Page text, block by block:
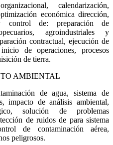
calendarización,
económica dirección,
control de: preparación de
agroindustriales y
contractual, ejecución de
de operaciones, procesos
de tierra.
AMBIENTAL
de agua, sistema de
impacto de análisis ambiental,
solución de problemas
de ruidos de para sistema
de contaminación aérea,
peligrosos.